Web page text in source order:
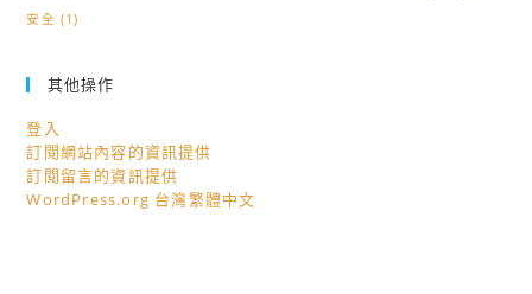
安全 (1)
其他操作
登入
訂閱網站內容的資訊提供
訂閱留言的資訊提供
WordPress.org 台灣繁體中文